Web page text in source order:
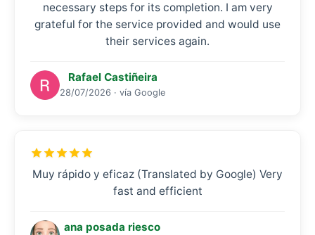
necessary steps for its completion. I am very
grateful for the service provided and would use
their services again.
Rafael Castiñeira
28/07/2026 · vía Google
Muy rápido y eficaz (Translated by Google) Very
fast and efficient
ana posada riesco